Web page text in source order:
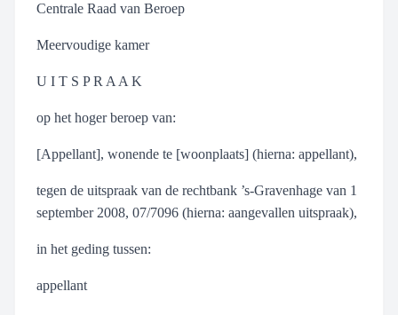
Centrale Raad van Beroep
Meervoudige kamer
U I T S P R A A K
op het hoger beroep van:
[Appellant], wonende te [woonplaats] (hierna: appellant),
tegen de uitspraak van de rechtbank ’s-Gravenhage van 1
september 2008, 07/7096 (hierna: aangevallen uitspraak),
in het geding tussen:
appellant